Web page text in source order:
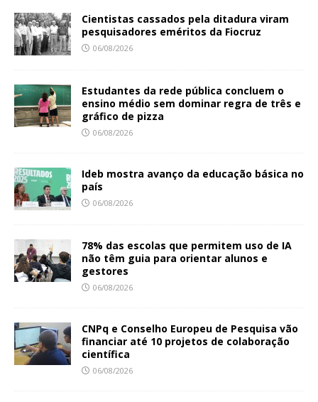
Cientistas cassados pela ditadura viram
pesquisadores eméritos da Fiocruz
06/08/2026
Estudantes da rede pública concluem o
ensino médio sem dominar regra de três e
gráfico de pizza
06/08/2026
Ideb mostra avanço da educação básica no
país
06/08/2026
78% das escolas que permitem uso de IA
não têm guia para orientar alunos e
gestores
06/08/2026
CNPq e Conselho Europeu de Pesquisa vão
financiar até 10 projetos de colaboração
científica
06/08/2026